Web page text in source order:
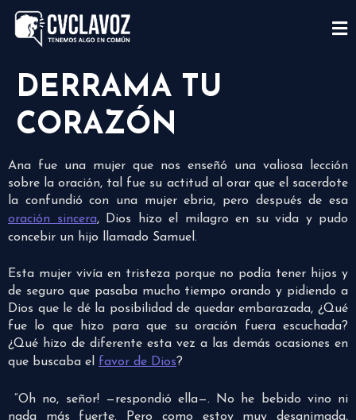
DERRAMA TU
CORAZÓN
Ana fue una mujer que nos enseñó una valiosa lección
sobre la oración, tal fue su actitud al orar que el sacerdote
la confundió con una mujer ebria, pero después de esa
oración sincera, Dios hizo el milagro en su vida y pudo
concebir un hijo llamado Samuel.
Esta mujer vivía en tristeza porque no podía tener hijos y
de seguro que pasaba mucho tiempo orando y pidiendo a
Dios que le dé la posibilidad de quedar embarazada, ¿Qué
fue lo que hizo para que su oración fuera escuchada?
¿Qué hizo de diferente esta vez a las demás ocasiones en
que buscaba el favor de Dios?
“Oh no, señor! —respondió ella—. No he bebido vino ni
nada más fuerte. Pero como estoy muy desanimada,